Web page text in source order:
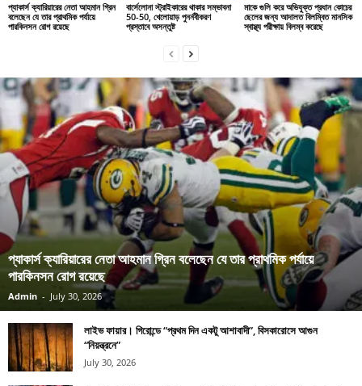
প্যাকার্স ক্যারিয়ারের নেতা আহমান গ্রিন
বলেছেন যে তার প্রাথমিক পর্যায়ে
পারকিনসন রোগ রয়েছে
বার্সেলোনা স্ট্রাইকারের থাকার সম্ভাবনা
50-50, খেলোয়াড় পুনর্নবীকরণ
প্রস্তাবে অসন্তুষ্ট
মাকে গুলি করে অভিযুক্ত প্রধান কোচের
ছেলের জন্য আদালত বিলম্বিত মানসিক
স্বাস্থ্য পরীক্ষায় বিলম্ব করেছে
প্যাকার্স ক্যারিয়ারের নেতা আহমান গ্রিন বলেছেন যে তার প্রাথমিক পর্যায়ে
পারকিনসন রোগ রয়েছে
Admin - July 30, 2026
লাইভ ফায়ার। গিরোন্ডে “প্রথম দিন একটু আশাবাদী”, বিসকারোসে আগুন
“নিয়ন্ত্রনে”
July 30, 2026